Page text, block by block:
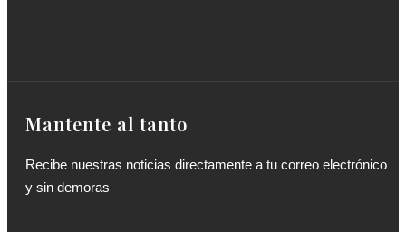
Mantente al tanto
Recibe nuestras noticias directamente a tu correo electrónico
y sin demoras